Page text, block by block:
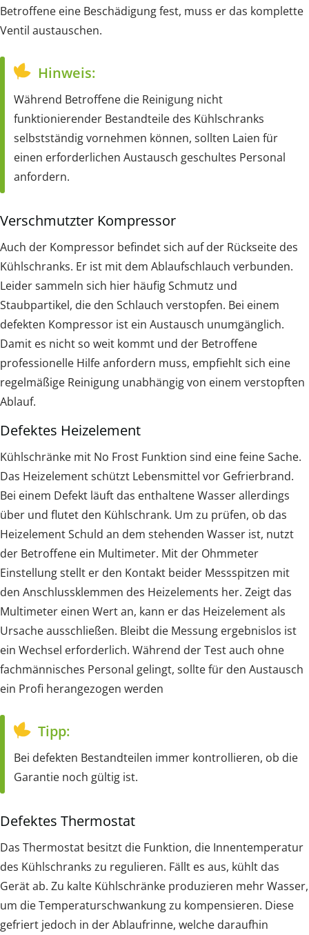
Betroffene eine Beschädigung fest, muss er das komplette
Ventil austauschen.
Hinweis:
Während Betroffene die Reinigung nicht
funktionierender Bestandteile des Kühlschranks
selbstständig vornehmen können, sollten Laien für
einen erforderlichen Austausch geschultes Personal
anfordern.
Verschmutzter Kompressor
Auch der Kompressor befindet sich auf der Rückseite des
Kühlschranks. Er ist mit dem Ablaufschlauch verbunden.
Leider sammeln sich hier häufig Schmutz und
Staubpartikel, die den Schlauch verstopfen. Bei einem
defekten Kompressor ist ein Austausch unumgänglich.
Damit es nicht so weit kommt und der Betroffene
professionelle Hilfe anfordern muss, empfiehlt sich eine
regelmäßige Reinigung unabhängig von einem verstopften
Ablauf.
Defektes Heizelement
Kühlschränke mit No Frost Funktion sind eine feine Sache.
Das Heizelement schützt Lebensmittel vor Gefrierbrand.
Bei einem Defekt läuft das enthaltene Wasser allerdings
über und flutet den Kühlschrank. Um zu prüfen, ob das
Heizelement Schuld an dem stehenden Wasser ist, nutzt
der Betroffene ein Multimeter. Mit der Ohmmeter
Einstellung stellt er den Kontakt beider Messspitzen mit
den Anschlussklemmen des Heizelements her. Zeigt das
Multimeter einen Wert an, kann er das Heizelement als
Ursache ausschließen. Bleibt die Messung ergebnislos ist
ein Wechsel erforderlich. Während der Test auch ohne
fachmännisches Personal gelingt, sollte für den Austausch
ein Profi herangezogen werden
Tipp:
Bei defekten Bestandteilen immer kontrollieren, ob die
Garantie noch gültig ist.
Defektes Thermostat
Das Thermostat besitzt die Funktion, die Innentemperatur
des Kühlschranks zu regulieren. Fällt es aus, kühlt das
Gerät ab. Zu kalte Kühlschränke produzieren mehr Wasser,
um die Temperaturschwankung zu kompensieren. Diese
gefriert jedoch in der Ablaufrinne, welche daraufhin